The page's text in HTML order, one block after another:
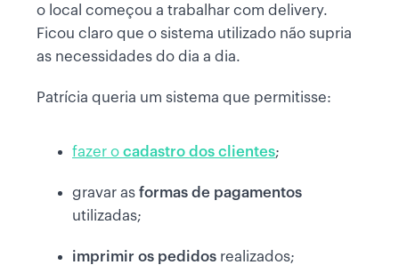
o local começou a trabalhar com delivery.
Ficou claro que o sistema utilizado não supria
as necessidades do dia a dia.
Patrícia queria um sistema que permitisse:
fazer o cadastro dos clientes;
gravar as formas de pagamentos
utilizadas;
imprimir os pedidos realizados;